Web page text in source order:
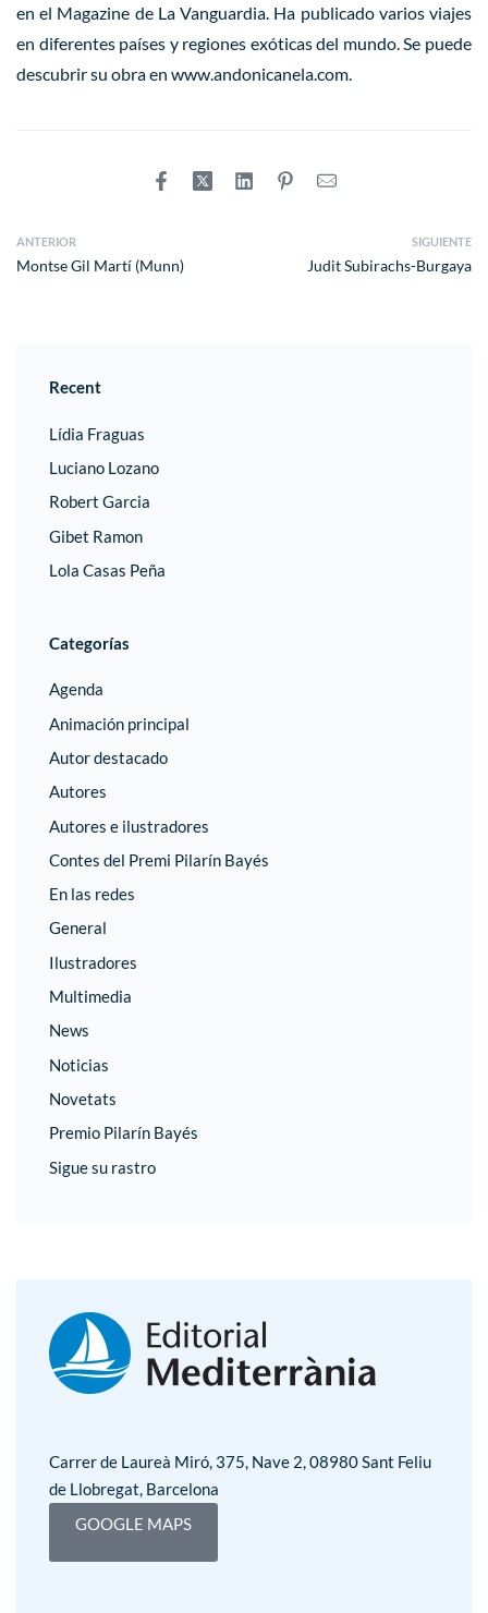
en el Magazine de La Vanguardia . Ha publicado varios viajes
en diferentes países y regiones exóticas del mundo. Se puede
descubrir su obra en www.andonicanela.com
ANTERIOR
Montse Gil Martí (Munn)
SIGUIENTE
Judit Subirachs-Burgaya
Recent
Lídia Fraguas
Luciano Lozano
Robert Garcia
Gibet Ramon
Lola Casas Peña
Categorías
Agenda
Animación principal
Autor destacado
Autores
Autores e ilustradores
Contes del Premi Pilarín Bayés
En las redes
General
Ilustradores
Multimedia
News
Noticias
Novetats
Premio Pilarín Bayés
Sigue su rastro
Carrer de Laureà Miró, 375, Nave 2, 08980 Sant Feliu
de Llobregat, Barcelona
GOOGLE MAPS